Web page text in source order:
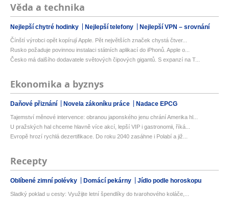
Věda a technika
Nejlepší chytré hodinky Nejlepší telefony Nejlepší VPN – srovnání
Čínští výrobci opět kopírují Apple. Pět největších značek chystá čtver...
Rusko požaduje povinnou instalaci státních aplikací do iPhonů. Apple o...
Česko má dalšího dodavatele světových čipových gigantů. S expanzí na T...
Ekonomika a byznys
Daňové přiznání Novela zákoníku práce Nadace EPCG
Tajemství měnové intervence: obranou japonského jenu chrání Amerika hl...
U pražských hal chceme hlavně více akcí, lepší VIP i gastronomii, říká...
Evropě hrozí rychlá dezertifikace. Do roku 2040 zasáhne i Polabí a již...
Recepty
Oblíbené zimní polévky Domácí pekárny Jídlo podle horoskopu
Sladký poklad u cesty: Využijte letní špendlíky do tvarohového koláče,...